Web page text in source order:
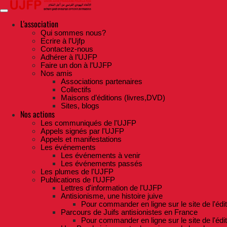
Skip
to
contentL'association
Qui sommes nous?
Ecrire à l’Ujfp
Contactez-nous
Adhérer à l’UJFP
Faire un don à l’UJFP
Nos amis
Associations partenaires
Collectifs
Maisons d’éditions (livres,DVD)
Sites, blogs
Nos actions
Les communiqués de l'UJFP
Appels signés par l'UJFP
Appels et manifestations
Les événements
Les événements à venir
Les événements passés
Les plumes de l'UJFP
Publications de l'UJFP
Lettres d'information de l'UJFP
Antisionisme, une histoire juive
Pour commander en ligne sur le site de
Parcours de Juifs antisionistes en France
Pour commander en ligne sur le site de